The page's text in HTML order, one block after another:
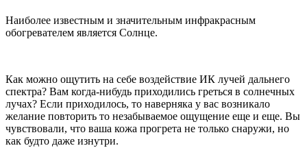
Наиболее известным и значительным инфракрасным
обогревателем является Солнце.
Как можно ощутить на себе воздействие ИК лучей дальнего
спектра? Вам когда-нибудь приходились греться в солнечных
лучах? Если приходилось, то наверняка у вас возникало
желание повторить то незабываемое ощущение еще и еще. Вы
чувствовали, что ваша кожа прогрета не только снаружи, но
как будто даже изнутри.